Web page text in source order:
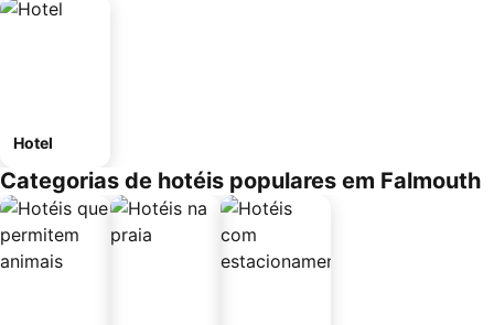
Hotel
Categorias de hotéis populares em Falmouth